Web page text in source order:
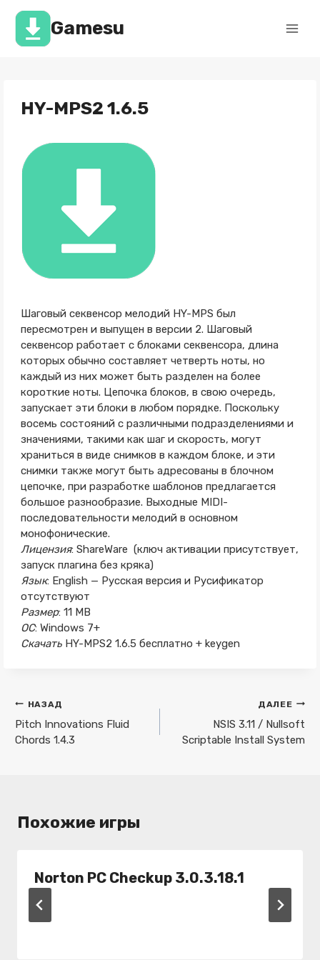
Перейти
содержимомуGamesu
HY-MPS2 1.6.5
Шаговый секвенсор мелодий HY-MPS был
пересмотрен и выпущен в версии 2. Шаговый
секвенсор работает с блоками секвенсора, длина
которых обычно составляет четверть ноты, но
каждый из них может быть разделен на более
короткие ноты. Цепочка блоков, в свою очередь,
запускает эти блоки в любом порядке. Поскольку
восемь состояний с различными подразделениями и
значениями, такими как шаг и скорость, могут
храниться в виде снимков в каждом блоке, и эти
снимки также могут быть адресованы в блочном
цепочке, при разработке шаблонов предлагается
большое разнообразие. Выходные MIDI-
последовательности мелодий в основном
монофонические.
Лицензия: ShareWare (ключ активации присутствует,
запуск плагина без кряка)
Язык: English — Русская версия и Русификатор
отсутствуют
Размер: 11 MB
ОС: Windows 7+
Скачать HY-MPS2 1.6.5 бесплатно + keygen
Навигация
по
записям
НАЗАД
Pitch Innovations Fluid
Chords 1.4.3
ДАЛЕЕ
NSIS 3.11 / Nullsoft
Scriptable Install System
Похожие игры
Norton PC Checkup 3.0.3.18.1